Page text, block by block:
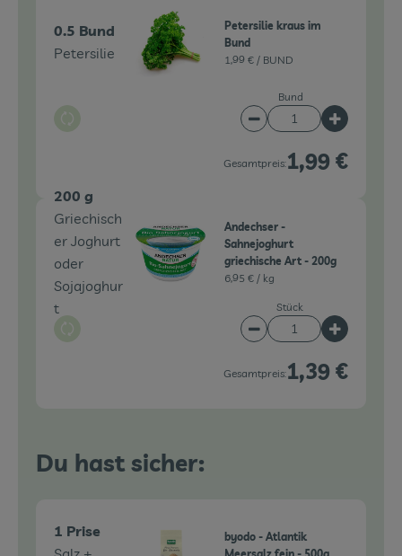
0.5 Bund
Petersilie
Auswahl ändern
Petersilie kraus im
Bund
1,99 € / BUND
Bund
Artikelanzahl
Gesamtpreis:1,99 €
200 g
Griechisch
er Joghurt
oder
Sojajoghur
t
Auswahl ändern
Andechser -
Sahnejoghurt
griechische Art - 200g
6,95 € / kg
Stück
Artikelanzahl
Gesamtpreis:1,39 €
Du hast sicher:
1 Prise
byodo - Atlantik